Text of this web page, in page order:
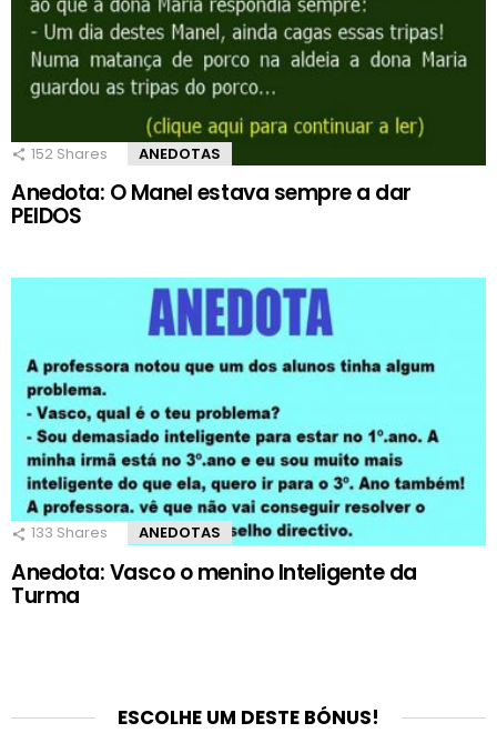
152 Shares ANEDOTAS
Anedota: O Manel estava sempre a dar
PEIDOS
133 Shares ANEDOTAS
Anedota: Vasco o menino Inteligente da
Turma
ESCOLHE UM DESTE BÓNUS!